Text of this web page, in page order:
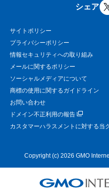
シェア
サイトポリシー
プライバシーポリシー
情報セキュリティへの取り組み
メールに関するポリシー
ソーシャルメディアについて
商標の使用に関するガイドライン
お問い合わせ
ドメイン不正利用の報告
カスタマーハラスメントに対する当
Copyright (c) 2026 GMO